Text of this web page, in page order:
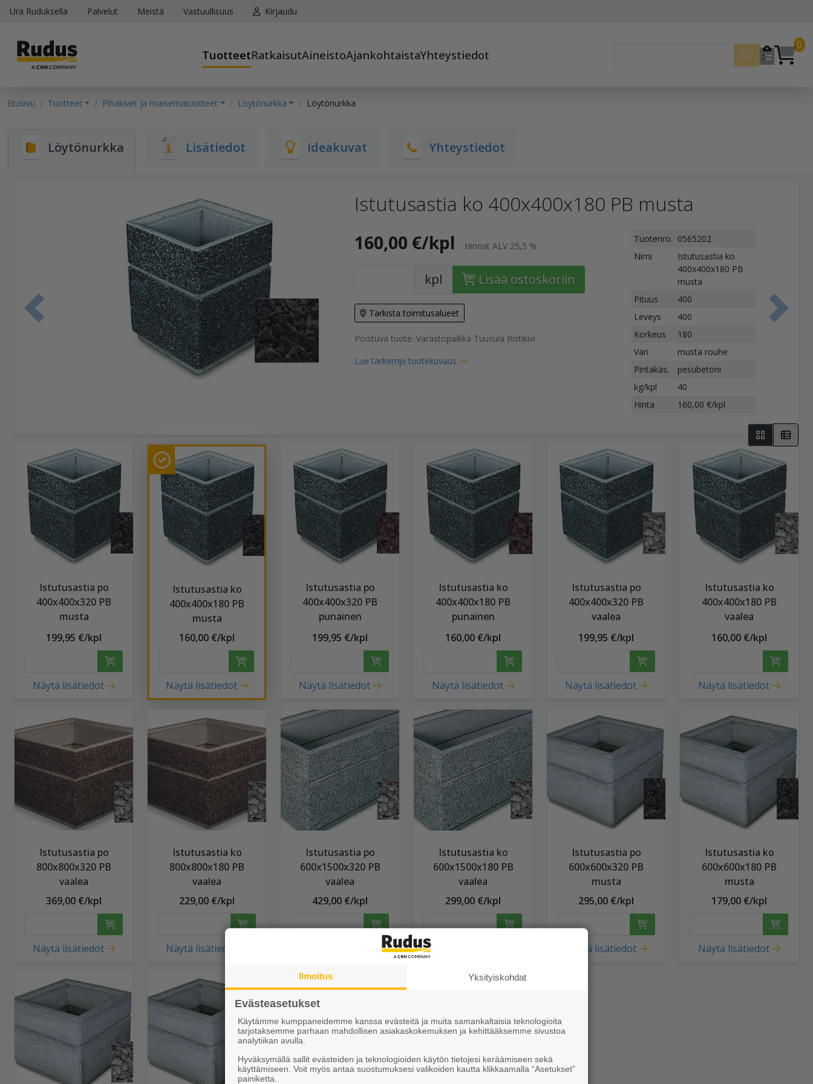
Ura Ruduksella Palvelut Meistä Vastuullisuus Kirjaudu
TuotteetRatkaisutAineistoAjankohtaistaYhteystiedot
0
Etusivu Tuotteet Pihakivet ja maisematuotteet Löytönurkka Löytönurkka
Löytönurkka Lisätiedot Ideakuvat Yhteystiedot
Edellinen tuote
Istutusastia ko 400x400x180 PB musta
160,00 €/kpl Hinnat ALV 25,5 %
kpl Lisää ostoskoriin
Tarkista toimitusalueet
Poistuva tuote. Varastopaikka Tuusula Ristikivi
Lue tarkempi tuotekuvaus
Tuotenro. 0565202
Nimi
Istutusastia ko
400x400x180 PB
musta
Pituus
400
Leveys
400
Korkeus
180
Väri
musta rouhe
Pintakäs.
pesubetoni
kg/kpl
40
Hinta
160,00 €/kpl
Istutusastia po
400x400x320 PB
musta
199,95 €/kpl
Näytä lisätiedot
Istutusastia ko
400x400x180 PB
musta
160,00 €/kpl
Näytä lisätiedot
Istutusastia po
400x400x320 PB
punainen
199,95 €/kpl
Näytä lisätiedot
Istutusastia ko
400x400x180 PB
punainen
160,00 €/kpl
Näytä lisätiedot
Istutusastia po
400x400x320 PB
vaalea
199,95 €/kpl
Näytä lisätiedot
Istutusastia ko
400x400x180 PB
vaalea
160,00 €/kpl
Näytä lisätiedot
Istutusastia po
800x800x320 PB
vaalea
369,00 €/kpl
Näytä lisätiedot
Istutusastia ko
800x800x180 PB
vaalea
229,00 €/kpl
Näytä lisätiedot
Istutusastia po
600x1500x320 PB
vaalea
429,00 €/kpl
Istutusastia ko
600x1500x180 PB
vaalea
299,00 €/kpl
Istutusastia po
600x600x320 PB
musta
295,00 €/kpl
Näytä lisätiedot
Istutusastia ko
600x600x180 PB
musta
179,00 €/kpl
Näytä lisätiedot
Ilmoitus Yksityiskohdat
Evästeasetukset
Käytämme kumppaneidemme kanssa evästeitä ja muita samankaltaisia teknologioita
tarjotaksemme parhaan mahdollisen asiakaskokemuksen ja kehittääksemme sivustoa
analytiikan avulla.
Hyväksymällä sallit evästeiden ja teknologioiden käytön tietojesi keräämiseen sekä
käyttämiseen. Voit myös antaa suostumuksesi valikoiden kautta klikkaamalla “Asetukset”
painiketta.